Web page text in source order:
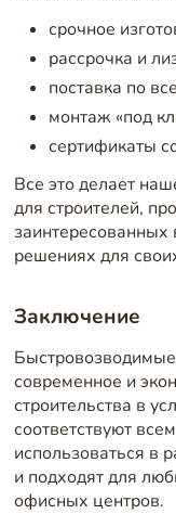
срочное
рассрочка и
поставка по
монтаж «под
сертификаты
Все это делает
для строителей,
решениях для
Заключение
современное и
строительства в
соответствуют
использоваться в
и подходят для
офисных центров.